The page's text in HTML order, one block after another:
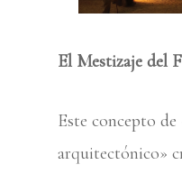
El Mestizaje del
Este concepto de
arquitectónico»